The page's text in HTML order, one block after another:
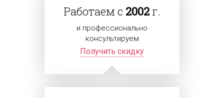
Работаем с 2002 г.
и профессионально
консультируем
Получить скидку